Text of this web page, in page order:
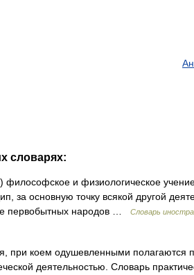
словарях:
и физиологическое
за основную точку всякой другой
первобытных народов …
Словарь
при коем одушевленными полагаются
деятельностью. Словарь